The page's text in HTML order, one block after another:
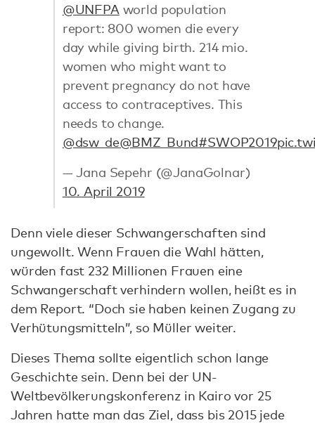
@UNFPA world population
report: 800 women die every
day while giving birth. 214 mio.
women who might want to
prevent pregnancy do not have
access to contraceptives. This
needs to change.
@dsw_de@BMZ_Bund#SWOP2019
— Jana Sepehr (@JanaGolnar)
10. April 2019
Denn viele dieser Schwangerschaften sind
ungewollt. Wenn Frauen die Wahl hätten,
würden fast 232 Millionen Frauen eine
Schwangerschaft verhindern wollen, heißt es in
dem Report. “Doch sie haben keinen Zugang zu
Verhütungsmitteln”, so Müller weiter.
Dieses Thema sollte eigentlich schon lange
Geschichte sein. Denn bei der UN-
Weltbevölkerungskonferenz in Kairo vor 25
Jahren hatte man das Ziel, dass bis 2015 jede